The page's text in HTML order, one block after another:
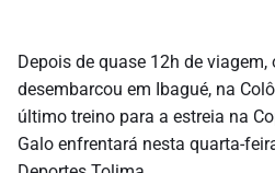
Depois de quase 12h de
desembarcou em Ibagué, na
último treino para a estreia na
Galo enfrentará nesta quarta-